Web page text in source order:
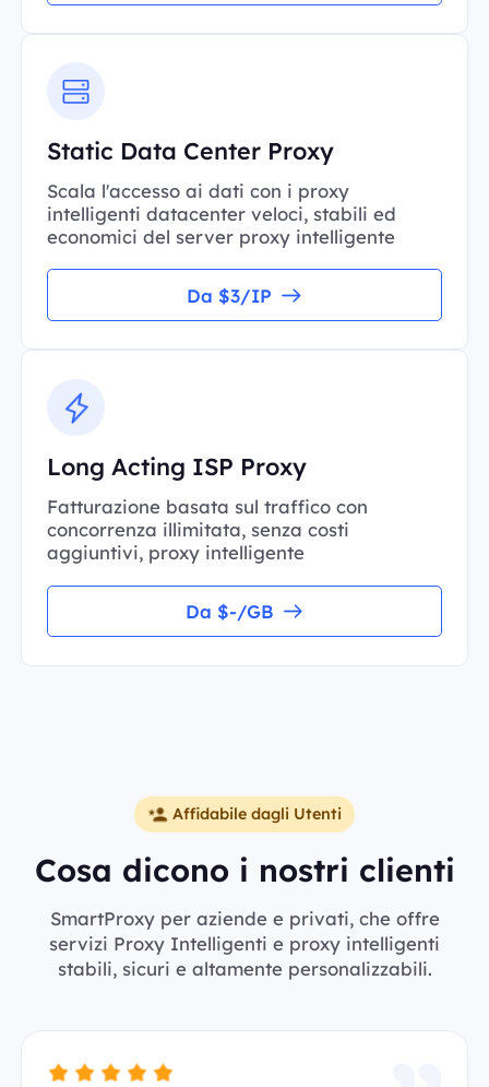
Static Data Center Proxy
Scala l'accesso ai dati con i proxy
intelligenti datacenter veloci, stabili ed
economici del server proxy intelligente
Da $3/IP
Long Acting ISP Proxy
Fatturazione basata sul traffico con
concorrenza illimitata, senza costi
aggiuntivi, proxy intelligente
Da $-/GB
Affidabile dagli Utenti
Cosa dicono i nostri clienti
SmartProxy per aziende e privati, che offre
servizi Proxy Intelligenti e proxy intelligenti
stabili, sicuri e altamente personalizzabili.